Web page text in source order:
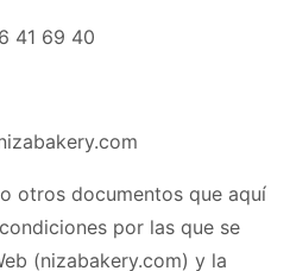
41 69 40
otros documentos que aquí
por las que se
(nizabakery.com) y la